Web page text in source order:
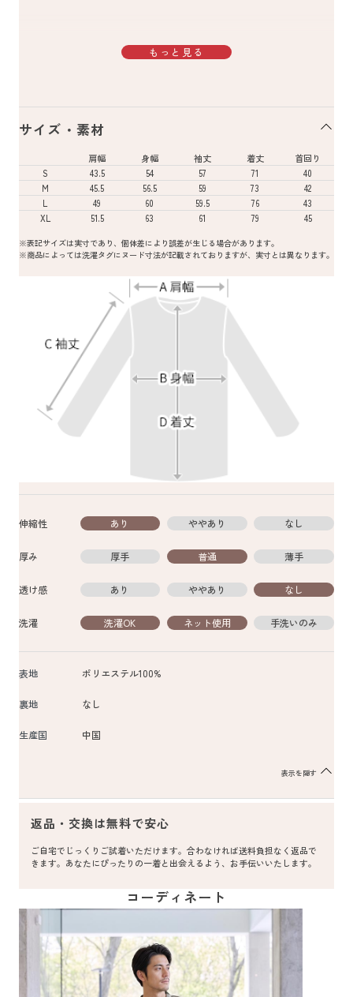
もっと見る
サイズ・素材
肩幅 身幅 袖丈 着丈
首回り
S
43.5 54 57 71
40
M
45.5 56.5 59 73
42
L
49 60 59.5 76
43
XL
51.5 63 61 79 45
※表記サイズは実寸であり、個体差により誤差が生じる場合があります。
※商品によっては洗濯タグにヌード寸法が記載されておりますが、実寸とは異なります。
伸縮性 あり ややあり なし
厚み 厚手 普通 薄手
透け感 あり ややあり なし
洗濯 洗濯OK ネット使用 手洗いのみ
表地 ポリエステル100%
裏地 なし
生産国 中国
表示を隠す
返品・交換は無料で安心
ご自宅でじっくりご試着いただけます。合わなければ送料負担なく返品で
きます。あなたにぴったりの一着と出会えるよう、お手伝いいたします。
コーディネート